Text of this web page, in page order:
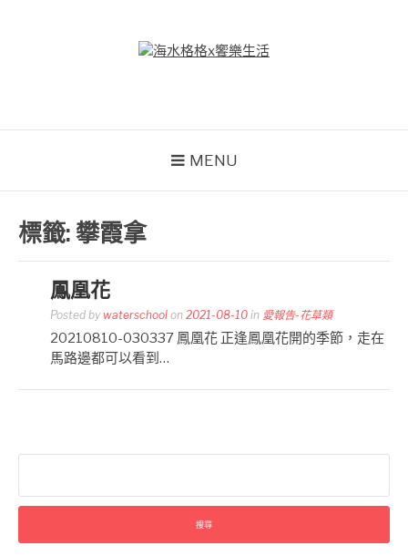
MENU
標籤:攀霞拿
鳳凰花
Posted by waterschool on 2021-08-10 in 愛報告-花草類
20210810-030337 鳳凰花 正逢鳳凰花開的季節，走在
馬路邊都可以看到…
關
字: